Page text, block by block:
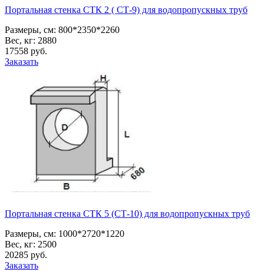
Портальная стенка СТК 2 ( СТ-9) для водопропускных труб
Размеры, см: 800*2350*2260
Вес, кг: 2880
17558 pуб.
Заказать
Портальная стенка СТК 5 (СТ-10) для водопропускных труб
Размеры, см: 1000*2720*1220
Вес, кг: 2500
20285 pуб.
Заказать